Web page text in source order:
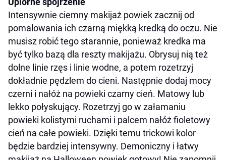
Intensywnie ciemny makijaż powiek zacznij od
pomalowania ich czarną miękką kredką do oczu. Nie
musisz robić tego starannie, ponieważ kredka ma
być tylko bazą dla reszty makijażu. Obrysuj nią też
dolne linie rzęs i linie wodne, a potem rozetrzyj
dokładnie pędzlem do cieni. Następnie dodaj mocy
czerni i nałóż na powieki czarny cień. Matowy lub
lekko połyskujący. Rozetrzyj go w załamaniu
powieki kolistymi ruchami i palcem nałóż fioletowy
cień na całe powieki. Dzięki temu trickowi kolor
będzie bardziej intensywny. Demoniczny i łatwy